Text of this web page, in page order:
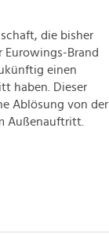
die bisher
Eurowings-Brand
einen
haben. Dieser
Ablösung von der
Außenauftritt.